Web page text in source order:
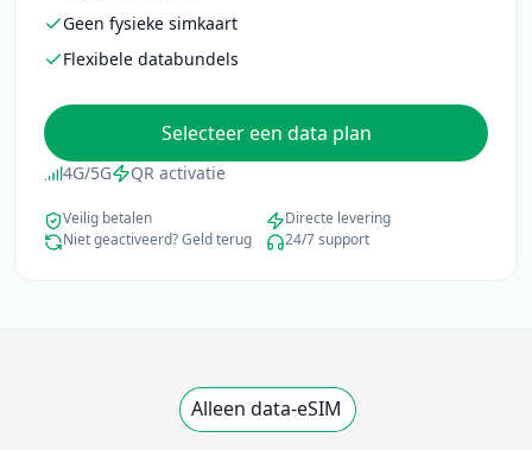
Geen fysieke simkaart
Flexibele databundels
Selecteer een data plan
4G/5G QR activatie
Veilig betalen
Directe levering
Niet geactiveerd? Geld terug
24/7 support
Alleen data-eSIM